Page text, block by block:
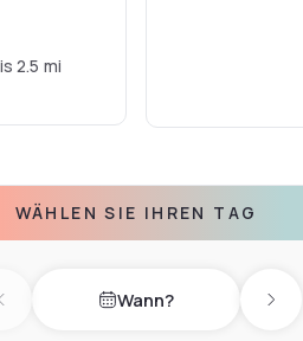
2.5 mi
WÄHLEN SIE IHREN TAG
Previous day Wann?